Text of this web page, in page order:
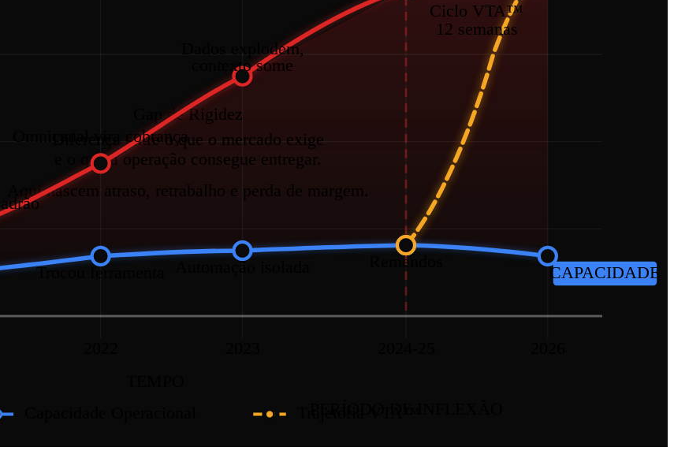
Gap de Rigidez
Diferença entre o que o mercado exige
e o que a operação consegue entregar.
Aqui nascem atraso, retrabalho e perda de margem.
Omnicanal vira cobrança
Dados explodem,
contexto some
Trocou ferramenta Automação isolada Remendos
Ciclo VTA™
12 semanas
CAPACIDADE